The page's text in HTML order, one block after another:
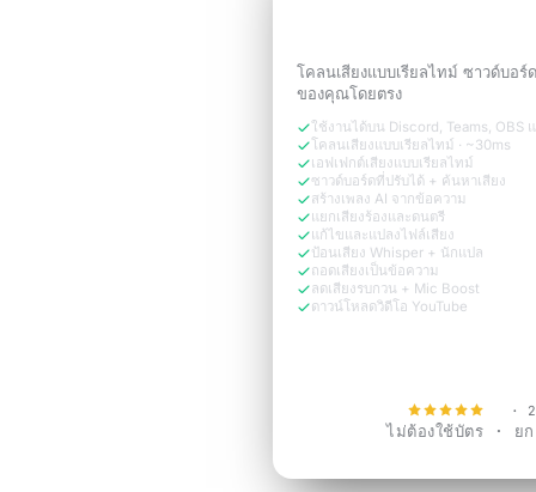
โคลนเสียงแบบเรียลไทม์ ซาวด์บอ
ของคุณโดยตรง
ใช้งานได้บน Discord, Teams, OBS
โคลนเสียงแบบเรียลไทม์ · ~30ms
เอฟเฟกต์เสียงแบบเรียลไทม์
ซาวด์บอร์ดที่ปรับได้ + ค้นหาเสียง
สร้างเพลง AI จากข้อความ
แยกเสียงร้องและดนตรี
แก้ไขและแปลงไฟล์เสียง
ป้อนเสียง Whisper + นักแปล
ถอดเสียงเป็นข้อความ
ลดเสียงรบกวน + Mic Boost
ดาวน์โหลดวิดีโอ YouTube
·
ไม่ต้องใช้บัตร · ยก